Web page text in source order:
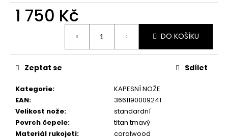
1 750 Kč
DO KOŠÍKU
Kategorie:
KAPESNÍ NOŽE
EAN:
3661190009241
Velikost nože:
standardní
Povrch čepele:
titan tmavý
Materiál rukojeti:
coralwood
Zeptat se Sdílet
KAPESNÍ
NŮŽ
37G
BICYCLE
JUNIPER
750
Kč